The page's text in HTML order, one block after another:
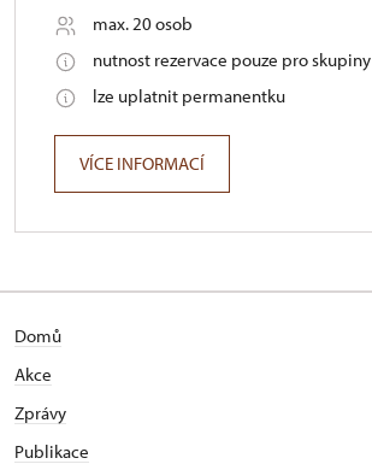
max. 20 osob
nutnost rezervace pouze pro skupiny
lze uplatnit permanentku
VÍCE INFORMACÍ
Domů
Akce
Zprávy
Publikace